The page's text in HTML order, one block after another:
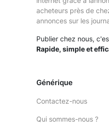
acheteurs près de
annonces sur les
Publier chez nous,
Rapide, simple et
Générique
Contactez-nous
Qui sommes-nous ?